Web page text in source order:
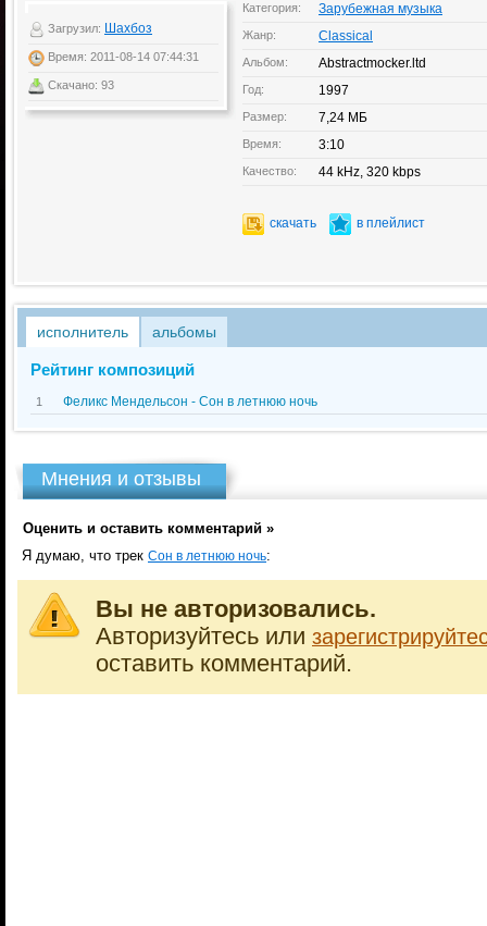
Загрузил: Шахбоз
Время: 2011-08-14 07:44:31
Скачано: 93
Категория: Зарубежная музыка
Жанр: Classical
Альбом: Abstractmocker.ltd
Год: 1997
Размер: 7,24 МБ
Время: 3:10
Качество: 44 kHz, 320 kbps
скачать в плейлист
исполнитель альбомы
Рейтинг композиций
1 Феликс Мендельсон - Сон в летнюю ночь
Мнения и отзывы
Оценить и оставить комментарий »
Я думаю, что трек Сон в летнюю ночь:
Вы не авторизовались.
Авторизуйтесь или
оставить комментарий.